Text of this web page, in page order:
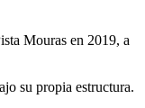
Mouras en 2019, a
su propia estructura.